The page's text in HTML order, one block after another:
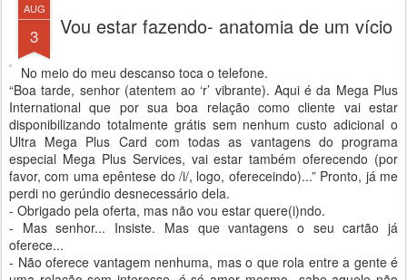
AUG
3 Vou estar fazendo- anatomia de um vício
No meio do meu descanso toca o telefone.
“Boa tarde, senhor (atentem ao ‘r’ vibrante). Aqui é da Mega Plus
International que por sua boa relação como cliente vai estar
disponibilizando totalmente grátis sem nenhum custo adicional o
Ultra Mega Plus Card com todas as vantagens do programa
especial Mega Plus Services, vai estar também oferecendo (por
favor, com uma epêntese do /i/, logo, ofereceindo)...” Pronto, já me
perdi no gerúndio desnecessário dela.
- Obrigado pela oferta, mas não vou estar quere(i)ndo.
- Mas senhor... Insiste. Mas que vantagens o seu cartão já
oferece...
- Não oferece vantagem nenhuma, mas o que rola entre a gente é